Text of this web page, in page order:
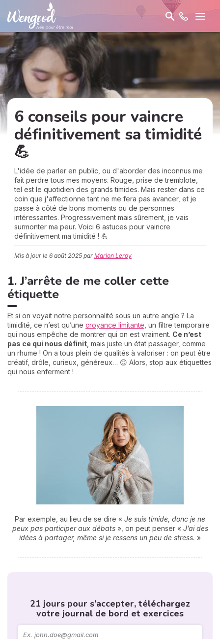
6 conseils pour vaincre
définitivement sa timidité
💪
L'idée de parler en public, ou d'aborder des inconnus me
fait perdre tous mes moyens. Rouge, prise de tremblote,
tel est le quotidien des grands timides. Mais rester dans ce
coin que j'affectionne tant ne me fera pas avancer, et je
passe à côté de bons moments ou de personnes
intéressantes. Progressivement mais sûrement, je vais
surmonter ma peur. Voici 6 astuces pour vaincre
définitivement ma timidité ! 💪
Mis à jour le 6 août 2025 par Marion Leroy
1. J’arrête de me coller cette
étiquette
Et si on voyait notre personnalité sous un autre angle ? La
timidité, ce n’est qu’une croyance limitante , un filtre temporaire
qui nous empêche de montrer qui on est vraiment. Ce n’est
pas ce qui nous définit , mais juste un état passager, comme
un rhume ! On a tous plein de qualités à valoriser : on peut être
créatif, drôle, curieux, généreux… 😊 Alors, stop aux étiquettes
qui nous enferment !
Par exemple, au lieu de se dire « Je suis timide, donc je ne
peux pas participer aux débats », on peut penser « J’ai des
idées à partager, même si je ressens un peu de stress. »
21 jours pour s’accepter, téléchargez
votre journal de bord et exercices